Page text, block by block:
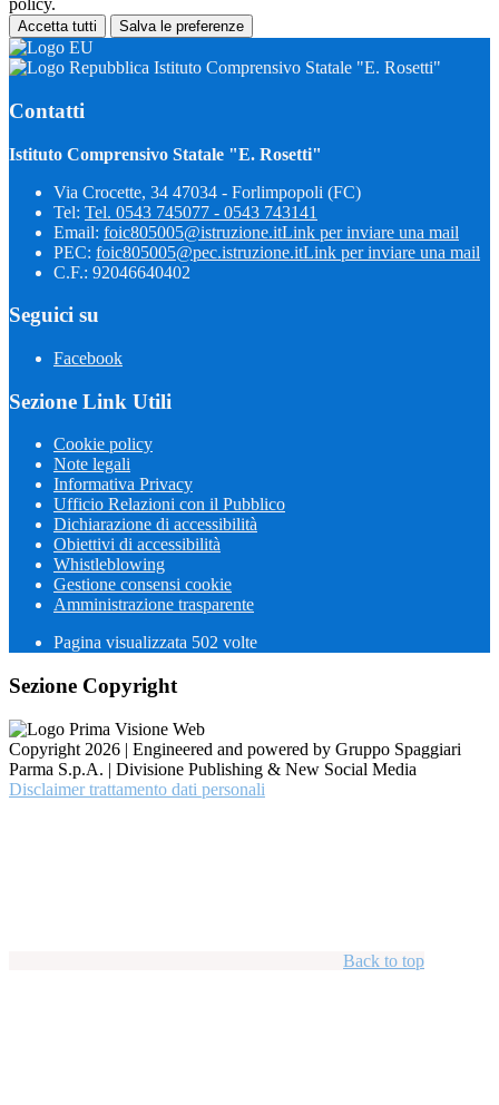
policy.
Accetta tutti Salva le preferenze
Istituto Comprensivo Statale "E. Rosetti"
Contatti
Istituto Comprensivo Statale "E. Rosetti"
Via Crocette, 34 47034 - Forlimpopoli (FC)
Tel: Tel. 0543 745077 - 0543 743141
Email: foic805005@istruzione.itLink per inviare una mail
PEC: foic805005@pec.istruzione.itLink per inviare una mail
C.F.: 92046640402
Seguici su
Facebook
Sezione Link Utili
Cookie policy
Note legali
Informativa Privacy
Ufficio Relazioni con il Pubblico
Dichiarazione di accessibilità
Obiettivi di accessibilità
Whistleblowing
Gestione consensi cookie
Amministrazione trasparente
Pagina visualizzata 502 volte
Sezione Copyright
Copyright 2026 | Engineered and powered by Gruppo Spaggiari
Parma S.p.A. | Divisione Publishing & New Social Media
Disclaimer trattamento dati personali
Back to top